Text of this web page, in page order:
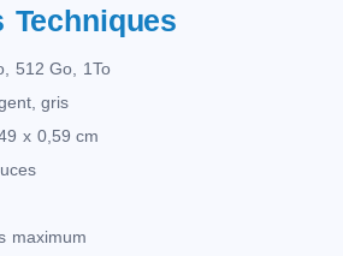
Techniques
512 Go, 1To
gris
x 0,59 cm
maximum